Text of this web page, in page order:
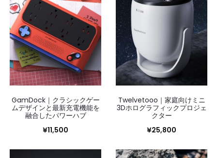
GamDock｜クラシックゲー
ムデザインと最新充電機能を
融合したパワーハブ
¥11,500
Twelvetooo｜家庭向けミニ
3Dホログラフィックプロジェ
クター
¥25,800